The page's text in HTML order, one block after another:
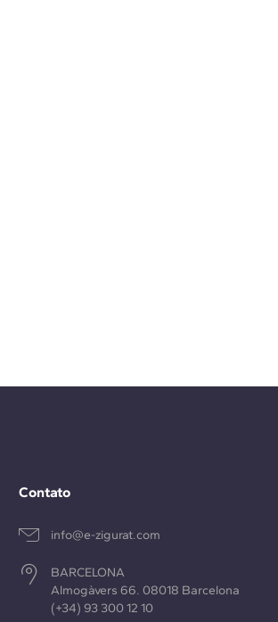
Contato
info@e-zigurat.com
BARCELONA
Almogàvers 66. 08018 Barcelona
(+34) 93 300 12 10